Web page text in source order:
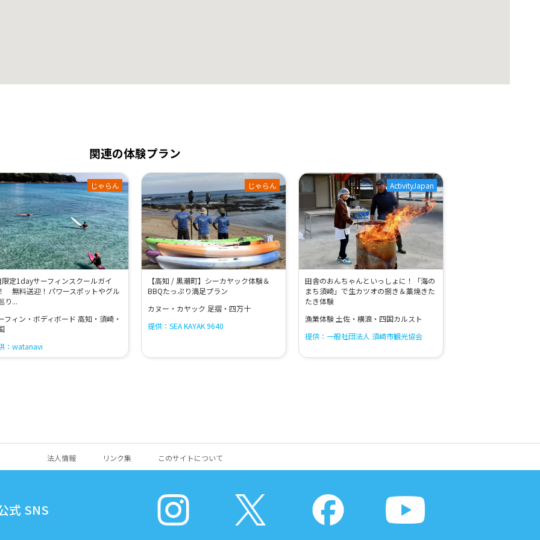
関連の体験プラン
定1dayサーフィンスクールガイ
無料送迎！パワースポットやグル
り...
フィン・ボディボード 高知・須崎・
：watanavi
じゃらん
【高知 / 黒潮町】シーカヤック体験＆
BBQたっぷり満足プラン
カヌー・カヤック 足摺・四万十
提供：SEA KAYAK 9640
じゃらん
田舎のおんちゃんといっしょに！「海の
まち須崎」で生カツオの捌き＆藁焼きた
たき体験
漁業体験 土佐・横浪・四国カルスト
提供：一般社団法人 須崎市観光協会
ActivityJapan
法人情報 リンク集 このサイトについて
式 SNS